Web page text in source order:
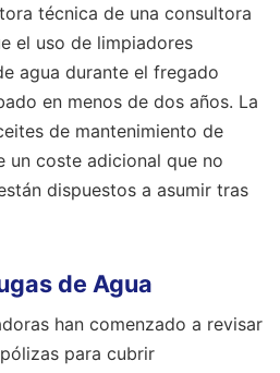
técnica de una consultora
el uso de limpiadores
agua durante el fregado
en menos de dos años. La
de mantenimiento de
un coste adicional que no
dispuestos a asumir tras
de Agua
han comenzado a revisar
para cubrir